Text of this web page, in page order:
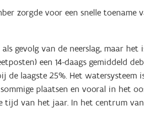
zorgde voor een snelle
gevolg van de neerslag, maar
een 14-daags gemiddeld
de laagste 25%. Het
plaatsen en vooral in het
van het jaar. In het centrum